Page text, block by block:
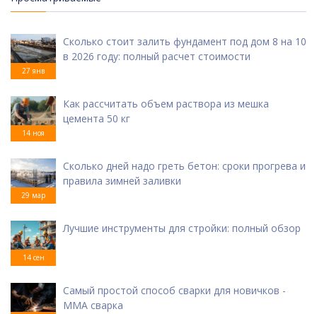
27 янв
Сколько стоит залить фундамент под дом 8 на 10
в 2026 году: полный расчет стоимости
14 ноя
Как рассчитать объем раствора из мешка
цемента 50 кг
29 мар
Сколько дней надо греть бетон: сроки прогрева и
правила зимней заливки
14 сен
Лучшие инструменты для стройки: полный обзор
Самый простой способ сварки для новичков -
ММА сварка